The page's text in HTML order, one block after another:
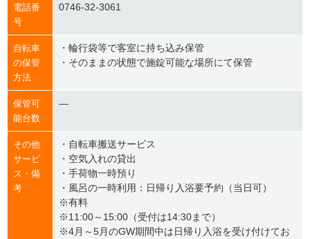
電話番
号
0746-32-3061
自転車
の保管
方法
・輪行袋等で客室に持ち込み保管
・そのままの状態で施錠可能な場所にて保管
保管可
能台数
―
その他
サービ
ス・備
考
・自転車搬送サービス
・空気入れの貸出
・手荷物一時預り
・風呂の一時利用：日帰り入浴要予約（当日可）
※有料
※11:00～15:00（受付は14:30まで）
※4月～5月のGW期間中は日帰り入浴を受け付けてお